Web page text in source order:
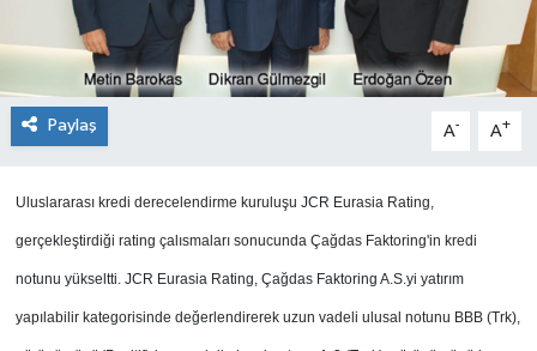
Paylaş A- A+
Uluslararası kredi derecelendirme kuruluşu JCR Eurasia Rating,
gerçekleştirdiği rating çalısmaları sonucunda Çağdas Faktoring'in kredi
notunu yükseltti. JCR Eurasia Rating, Çağdas Faktoring A.S.yi yatırım
yapılabilir kategorisinde değerlendirerek uzun vadeli ulusal notunu BBB (Trk),